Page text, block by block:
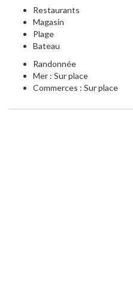
Restaurants
Magasin
Plage
Bateau
Randonnée
Mer : Sur place
Commerces : Sur place